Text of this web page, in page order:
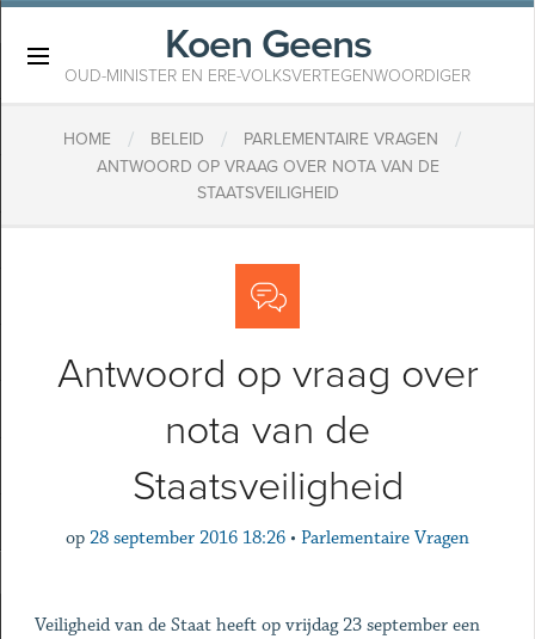
Koen Geens
OUD-MINISTER EN ERE-VOLKSVERTEGENWOORDIGER
HOME / BELEID / PARLEMENTAIRE VRAGEN /
ANTWOORD OP VRAAG OVER NOTA VAN DE
STAATSVEILIGHEID
Antwoord op vraag over
nota van de
Staatsveiligheid
op 28 september 2016 18:26 • Parlementaire Vragen
Veiligheid van de Staat heeft op vrijdag 23 september een